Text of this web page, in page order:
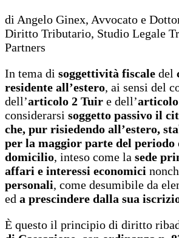
di Angelo Ginex, Avvocato e
Diritto Tributario, Studio Legale
Partners
In tema di soggettività fiscale del
residente all’estero, ai sensi del
dell’articolo 2 Tuir e dell’articolo
considerarsi soggetto passivo il
che, pur risiedendo all’estero,
per la maggior parte del periodo
domicilio, inteso come la sede
affari e interessi economici
personali, come desumibile da
ed a prescindere dalla sua
È questo il principio di diritto